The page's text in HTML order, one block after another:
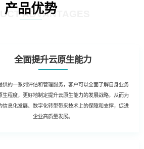
产品优势
ADVANTAGES
全面提升云原生能力
供的一系列评估和管理服务，客户可以全面了解自身业务
生程度，更好地制定提升云原生能力的发展战略，从而为
信息化发展、数字化转型带来技术上的保障和支撑，促进
企业高质量发展。